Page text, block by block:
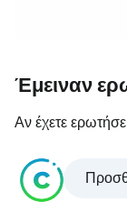
Έμειναν
Αν έχετε